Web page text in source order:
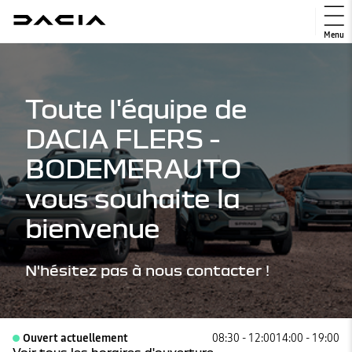
Menu
Toute l'équipe de
DACIA FLERS -
BODEMERAUTO
vous souhaite la
bienvenue
N'hésitez pas à nous contacter !
Ouvert actuellement 08:30 - 12:0014:00 - 19:00